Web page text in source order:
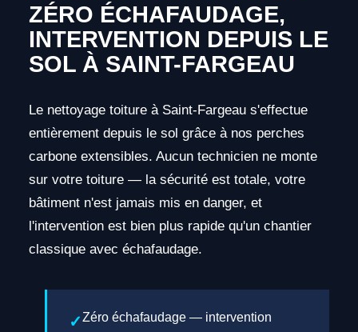
ZÉRO ÉCHAFAUDAGE,
INTERVENTION DEPUIS LE
SOL À SAINT-FARGEAU
Le nettoyage toiture à Saint-Fargeau s'effectue
entièrement depuis le sol grâce à nos perches
carbone extensibles. Aucun technicien ne monte
sur votre toiture — la sécurité est totale, votre
bâtiment n'est jamais mis en danger, et
l'intervention est bien plus rapide qu'un chantier
classique avec échafaudage.
Zéro échafaudage — intervention